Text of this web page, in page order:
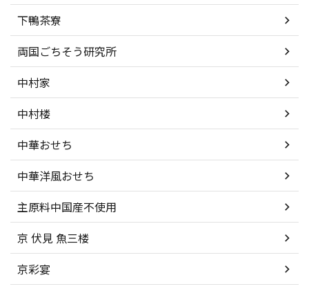
下鴨茶寮
両国ごちそう研究所
中村家
中村楼
中華おせち
中華洋風おせち
主原料中国産不使用
京 伏見 魚三楼
京彩宴